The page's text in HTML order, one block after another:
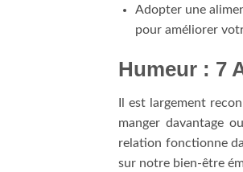
Adopter une
pour améliorer
Humeur : 7
Il est largement
manger davantage
relation fonctionne
sur notre bien-être